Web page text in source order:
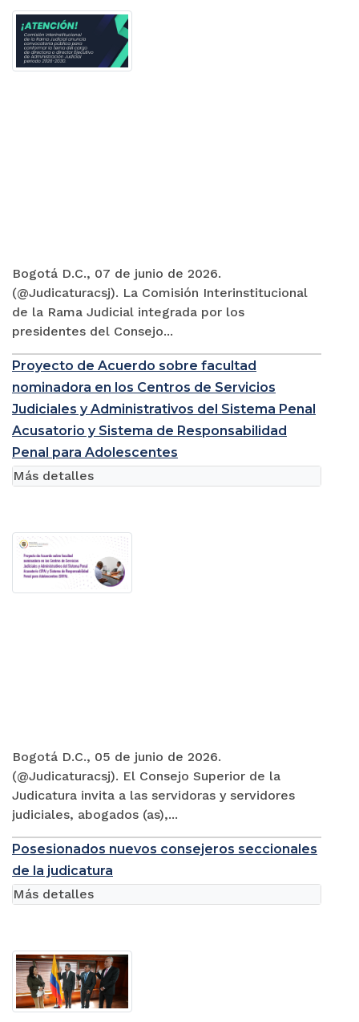
Bogotá D.C., 07 de junio de 2026.
(@Judicaturacsj). La Comisión Interinstitucional
de la Rama Judicial integrada por los
presidentes del Consejo...
Proyecto de Acuerdo sobre facultad
nominadora en los Centros de Servicios
Judiciales y Administrativos del Sistema Penal
Acusatorio y Sistema de Responsabilidad
Penal para Adolescentes
Bogotá D.C., 05 de junio de 2026.
(@Judicaturacsj). El Consejo Superior de la
Judicatura invita a las servidoras y servidores
judiciales, abogados (as),...
Más detalles
Posesionados nuevos consejeros seccionales
de la judicatura
Más detalles